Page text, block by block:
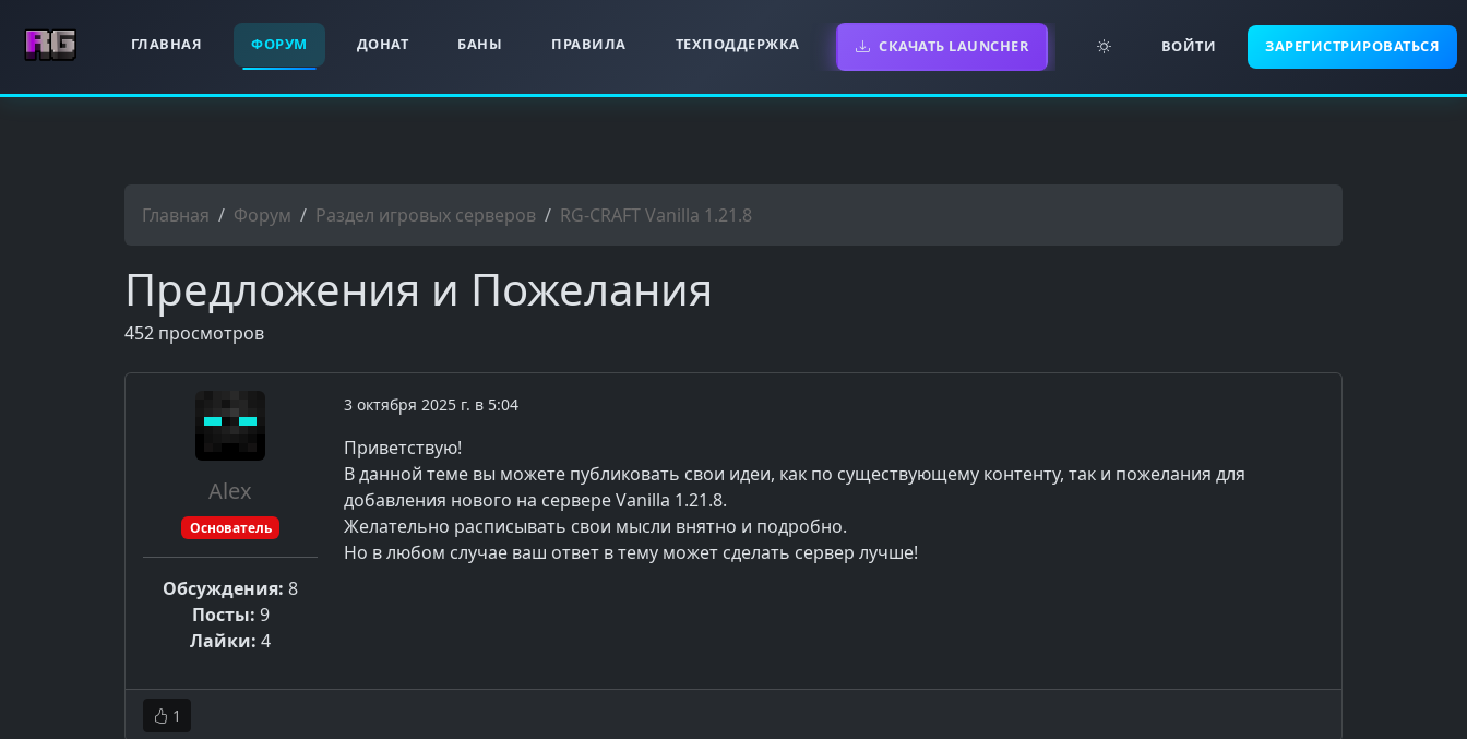
ГЛАВНАЯ ФОРУМ ДОНАТ БАНЫ ПРАВИЛА ТЕХПОДДЕРЖКА СКАЧАТЬ LAUNCHER ВОЙТИ ЗАРЕГИСТРИРОВАТЬСЯ
Главная Форум Раздел игровых серверов RG-CRAFT Vanilla 1.21.8
Предложения и Пожелания
452 просмотров
Alex
Основатель
Обсуждения: 8
Посты: 9
Лайки: 4
3 октября 2025 г. в 5:04
Приветствую!
В данной теме вы можете публиковать свои идеи, как по существующему контенту, так и пожелания для
добавления нового на сервере Vanilla 1.21.8.
Желательно расписывать свои мысли внятно и подробно.
Но в любом случае ваш ответ в тему может сделать сервер лучше!
1